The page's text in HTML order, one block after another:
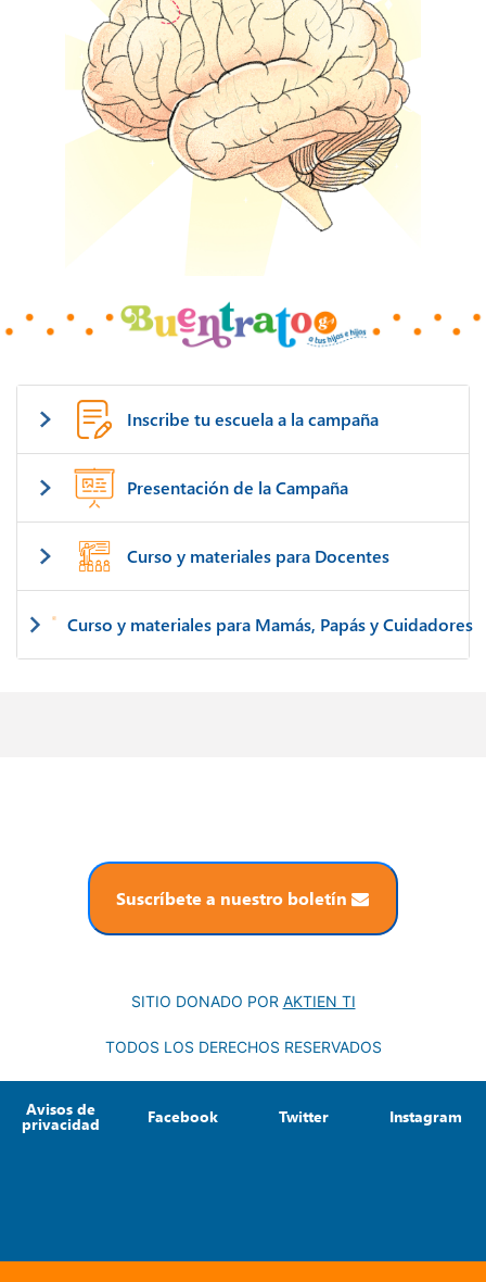
Inscribe tu escuela a la campaña
Presentación de la Campaña
Curso y materiales para Docentes
Curso y materiales para Mamás, Papás y Cuidadores
Suscríbete a nuestro boletín
SITIO DONADO POR AKTIEN TI
TODOS LOS DERECHOS RESERVADOS
Avisos de
privacidad Facebook Twitter Instagram